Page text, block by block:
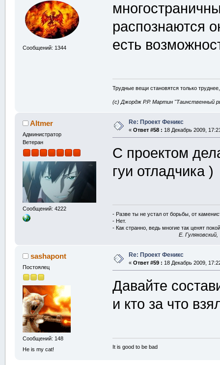
Сообщений: 1344
распознаются
есть
Трудные вещи становятся только
(с) Джордж Р.Р. Мартин "Таинственный
Altmer
Администратор
Ветеран
Сообщений: 4222
Re: Проект Феникс
« Ответ #58 : 18 Декабрь 2009,
С проектом
гуи отладчика )
- Разве ты не устал от борьбы, от
- Нет.
- Как странно, ведь многие так ценят
E.
sashapont
Постоялец
Сообщений: 148
He is my cat!
Re: Проект Феникс
« Ответ #59 : 18 Декабрь 2009,
Давайте
и кто за что
It is good to be bad